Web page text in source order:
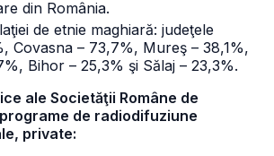
din România.
de etnie maghiară: judeţele
Covasna – 73,7%, Mureş – 38,1%,
Bihor – 25,3% şi Sălaj – 23,3%.
ale Societăţii Române de
de radiodifuziune
private: